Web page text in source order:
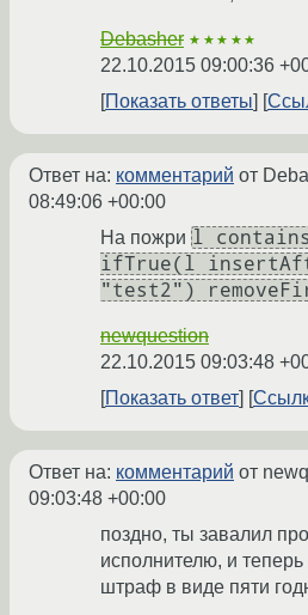
Debasher ★★★★★
22.10.2015 09:00:36
Показать ответы
Ответ на: комментарий от
08:49:06 +00:00
На пожри l
ifTrue(l
"test2")
newquestion
22.10.2015 09:03:48
Показать ответ
Ответ на: комментарий от
09:03:48 +00:00
поздно, ты завалил
исполнителю, и
штраф в виде пяти